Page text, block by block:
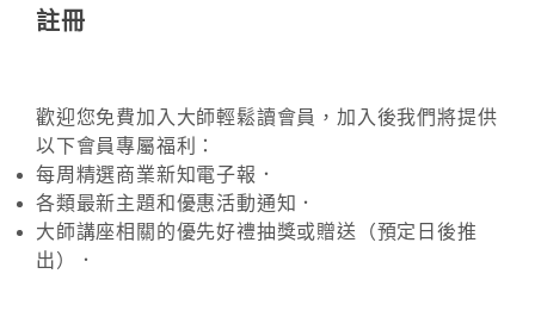
註冊
歡迎您免費加入大師輕鬆讀會員，加入後我們將提供
以下會員專屬福利：
每周精選商業新知電子報．
各類最新主題和優惠活動通知．
大師講座相關的優先好禮抽獎或贈送（預定日後推
出）．